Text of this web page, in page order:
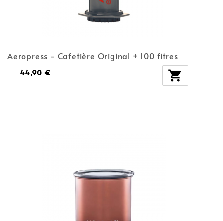
Aeropress - Cafetière Original + 100 fitres
44,90 € 